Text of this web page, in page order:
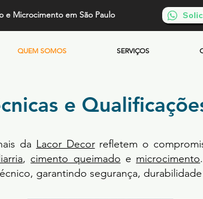
e Microcimento em São Paulo
QUEM SOMOS SERVIÇOS
e
da Lacor Decorrefletem o
, cimento queimado e microcimento
garantindo segurança,